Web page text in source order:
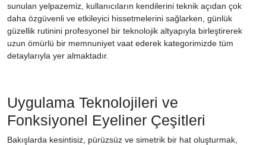
sunulan yelpazemiz, kullanıcıların kendilerini teknik açıdan çok
daha özgüvenli ve etkileyici hissetmelerini sağlarken, günlük
güzellik rutinini profesyonel bir teknolojik altyapıyla birleştirerek
uzun ömürlü bir memnuniyet vaat ederek kategorimizde tüm
detaylarıyla yer almaktadır.
Uygulama Teknolojileri ve
Fonksiyonel Eyeliner Çeşitleri
Bakışlarda kesintisiz, pürüzsüz ve simetrik bir hat oluşturmak,